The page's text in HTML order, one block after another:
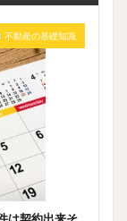
不動産の基礎知識